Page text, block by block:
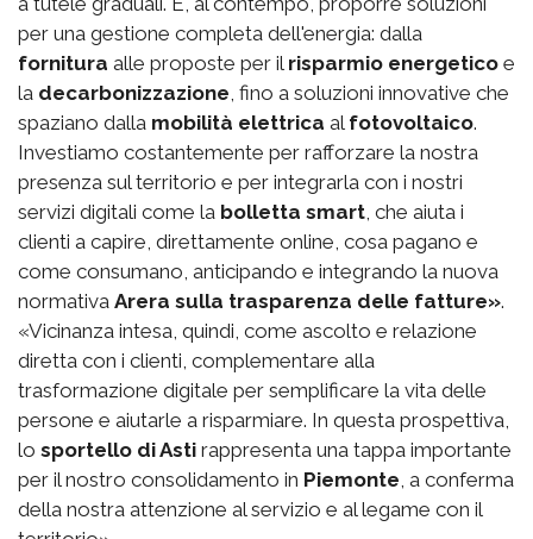
per una gestione completa dell'energia: dalla
fornitura alle proposte per il risparmio energetico e
la decarbonizzazione, fino a soluzioni innovative che
spaziano dalla mobilità elettrica al fotovoltaico.
Investiamo costantemente per rafforzare la nostra
presenza sul territorio e per integrarla con i nostri
servizi digitali come la bolletta smart, che aiuta i
clienti a capire, direttamente online, cosa pagano e
come consumano, anticipando e integrando la nuova
normativa Arera sulla trasparenza delle fatture».
«Vicinanza intesa, quindi, come ascolto e relazione
diretta con i clienti, complementare alla
trasformazione digitale per semplificare la vita delle
persone e aiutarle a risparmiare. In questa prospettiva,
lo sportello di Asti rappresenta una tappa importante
per il nostro consolidamento in Piemonte, a conferma
della nostra attenzione al servizio e al legame con il